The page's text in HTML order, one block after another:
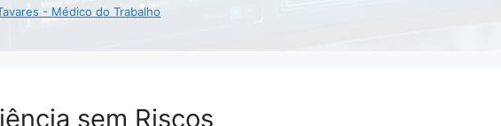
- Médico do Trabalho
sem Riscos